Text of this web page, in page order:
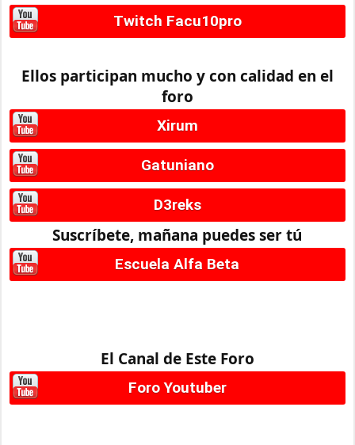
Twitch Facu10pro
Ellos participan mucho y con calidad en el
foro
Xirum
Gatuniano
D3reks
Suscríbete, mañana puedes ser tú
Escuela Alfa Beta
El Canal de Este Foro
Foro Youtuber